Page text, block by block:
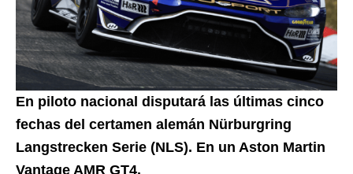
En piloto nacional disputará las últimas cinco
fechas del certamen alemán Nürburgring
Langstrecken Serie (NLS). En un Aston Martin
Vantage AMR GT4.